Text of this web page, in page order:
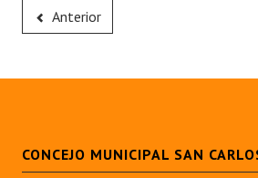
Anterior
CONCEJO MUNICIPAL SAN